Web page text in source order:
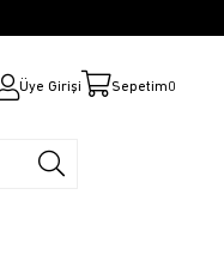
Üye Girişi Sepetim0